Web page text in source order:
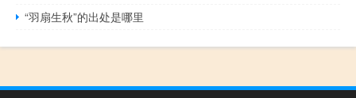
“羽扇生秋”的出处是哪里